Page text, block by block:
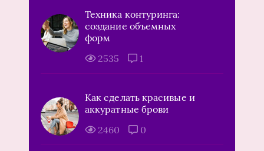
Техника контуринга:
создание объемных
форм
2535
1
Как сделать красивые и
аккуратные брови
2460
0